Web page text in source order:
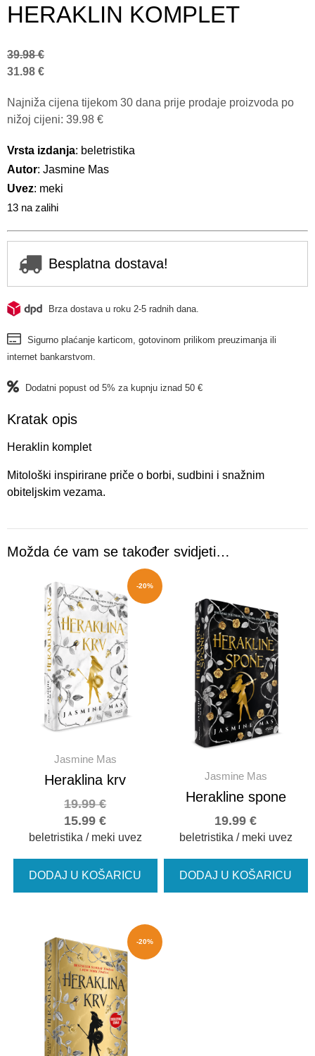
HERAKLIN KOMPLET
31.98 €
39.98€
Najniža cijena tijekom 30 dana prije prodaje proizvoda po
nižoj cijeni: 39.98 €
Vrsta izdanja: beletristika
Autor: Jasmine Mas
Uvez: meki
13 na zalihi
Besplatna dostava!
Brza dostava u roku 2-5 radnih dana.
Sigurno plaćanje karticom, gotovinom prilikom preuzimanja ili
internet bankarstvom.
Dodatni popust od 5% za kupnju iznad 50 €
Kratak opis
Heraklin komplet
Mitološki inspirirane priče o borbi, sudbini i snažnim
obiteljskim vezama.
Možda će vam se također svidjeti…
-20%
Jasmine Mas
Heraklina krv
15.99€
19.99€
beletristika / meki uvez
DODAJ U KOŠARICU
Jasmine Mas
Herakline spone
19.99€
beletristika / meki uvez
DODAJ U KOŠARICU
-20%